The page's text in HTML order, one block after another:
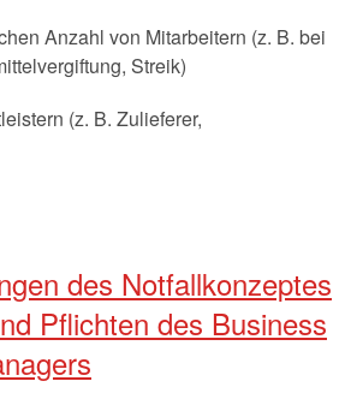
Anzahl von Mitarbeitern (z. B. bei
Streik)
(z. B. Zulieferer,
des Notfallkonzeptes
Pflichten des Business